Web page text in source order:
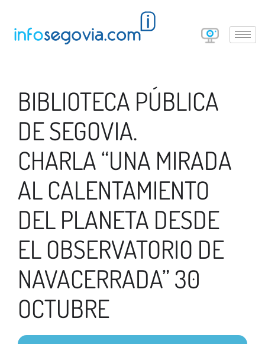
BIBLIOTECA PÚBLICA
DE SEGOVIA.
CHARLA “UNA MIRADA
AL CALENTAMIENTO
DEL PLANETA DESDE
EL OBSERVATORIO DE
NAVACERRADA” 30
OCTUBRE